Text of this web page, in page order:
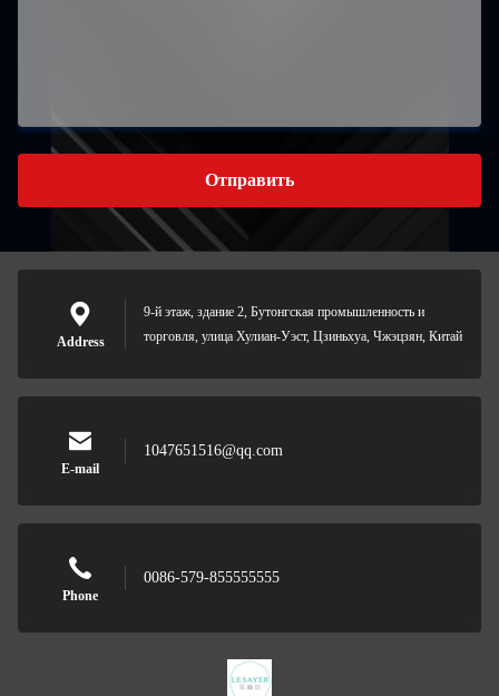
Отправить
Address
9-й этаж, здание 2, Бутонгская промышленность и
торговля, улица Хулиан-Уэст, Цзиньхуа, Чжэцзян, Китай
E-mail
1047651516@qq.com
Phone
0086-579-855555555